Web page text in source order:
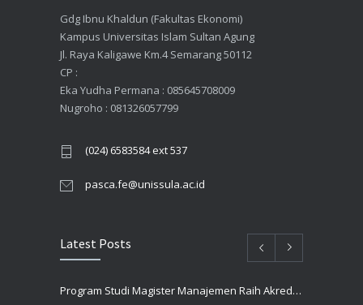
Gdg Ibnu Khaldun (Fakultas Ekonomi)
Kampus Universitas Islam Sultan Agung
Jl. Raya Kaligawe Km.4 Semarang 50112
CP :
Eka Yudha Permana : 085645708009
Nugroho : 081326057799
(024) 6583584 ext 537
pasca.fe@unissula.ac.id
Latest Posts
Program Studi Magister Manajemen Raih Akreditasi UNGGUL Oleh BAN PT